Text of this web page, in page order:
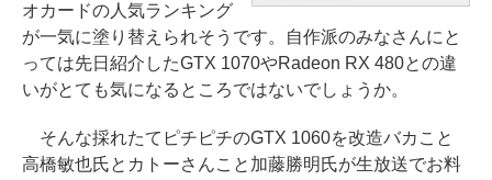
オカードの人気ランキング
が一気に塗り替えられそうです。自作派のみなさんにと
っては先日紹介したGTX 1070やRadeon RX 480との違
いがとても気になるところではないでしょうか。
そんな採れたてピチピチのGTX 1060を改造バカこと
高橋敏也氏とカトーさんこと加藤勝明氏が生放送でお料